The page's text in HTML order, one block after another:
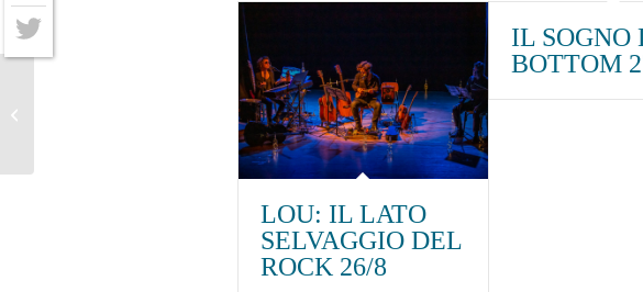
LOU: IL LATO
SELVAGGIO DEL
ROCK 26/8
IL SOGNO
BOTTOM
Facebook
Twitter